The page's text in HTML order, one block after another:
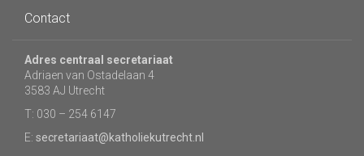
Contact
Adres centraal secretariaat
Adriaen van Ostadelaan 4
3583 AJ Utrecht
T: 030 – 254 6147
E: secretariaat@katholiekutrecht.nl